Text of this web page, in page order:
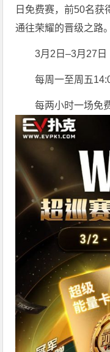
日免费赛，前50名获
通往荣耀的晋级之路。
3月2日–3月27日
每周一至周五
每两小时一场免